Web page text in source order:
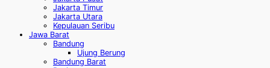
Jakarta Timur
Jakarta Utara
Kepulauan Seribu
Jawa Barat
Bandung
Ujung Berung
Bandung Barat